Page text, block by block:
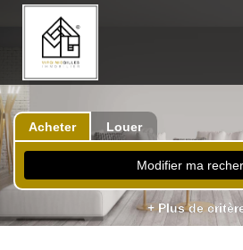
Acheter Louer
Modifier ma
+ Plus de